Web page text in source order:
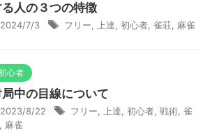
人の３つの特徴
2024/7/3 フリー 上達 初心者 雀荘 麻雀
心者
中の目線について
2023/8/22 フリー 上達 初心者 戦術 雀
麻雀